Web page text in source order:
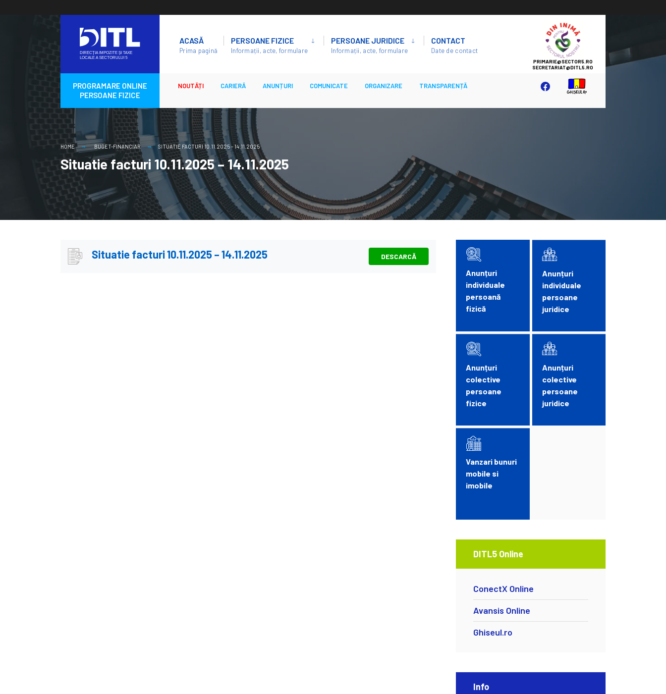
content
ACASĂ
Prima pagină
PERSOANE FIZICE
Informații, acte, formulare
PERSOANE JURIDICE
Informații, acte, formulare
CONTACT
Date de contact
SECTOR
5
PROGRAMARE ONLINE
PERSOANE FIZICE
NOUTĂȚI CARIERĂ ANUNȚURI COMUNICATE ORGANIZARE TRANSPARENȚĂ
HOME BUGET-FINANCIAR SITUATIE FACTURI 10.11.2025 – 14.11.2025
Situatie facturi 10.11.2025 – 14.11.2025
Situatie facturi 10.11.2025 – 14.11.2025 DESCARCĂ
Anunțuri
individuale
persoană
fizică
Anunțuri
colective
persoane
fizice
Vanzari bunuri
mobile si
imobile
Anunțuri
individuale
persoane
juridice
Anunțuri
colective
persoane
juridice
DITL5 Online
ConectX Online
Avansis Online
Ghiseul.ro
Info